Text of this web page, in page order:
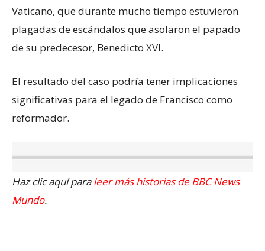
Vaticano, que durante mucho tiempo estuvieron
plagadas de escándalos que asolaron el papado
de su predecesor, Benedicto XVI.
El resultado del caso podría tener implicaciones
significativas para el legado de Francisco como
reformador.
Haz clic aquí paraleer más historias de BBC News
Mundo.